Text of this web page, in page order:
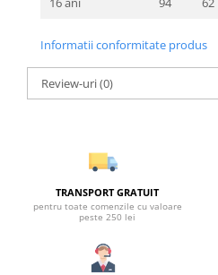
Informatii conformitate produs
Review-uri(0)
TRANSPORT GRATUIT
pentru toate comenzile cu valoare
peste 250 lei